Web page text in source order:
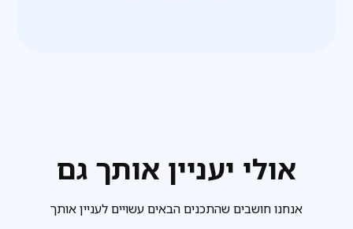
אולי יעניין אותך גם
אנחנו חושבים שהתכנים הבאים עשויים לעניין אותך